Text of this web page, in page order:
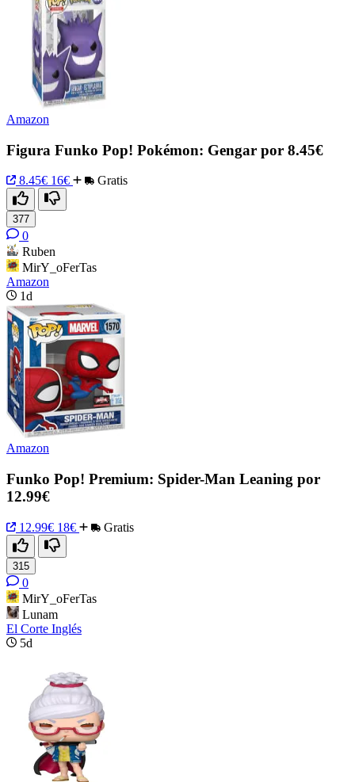
Amazon
Figura Funko Pop! Pokémon: Gengar por 8.45€
8.45€ 16€ Gratis
377
0
Ruben
MirY_oFerTas
Amazon
1d
Amazon
Funko Pop! Premium: Spider-Man Leaning por
12.99€
12.99€ 18€ Gratis
315
0
MirY_oFerTas
Lunam
El Corte Inglés
5d